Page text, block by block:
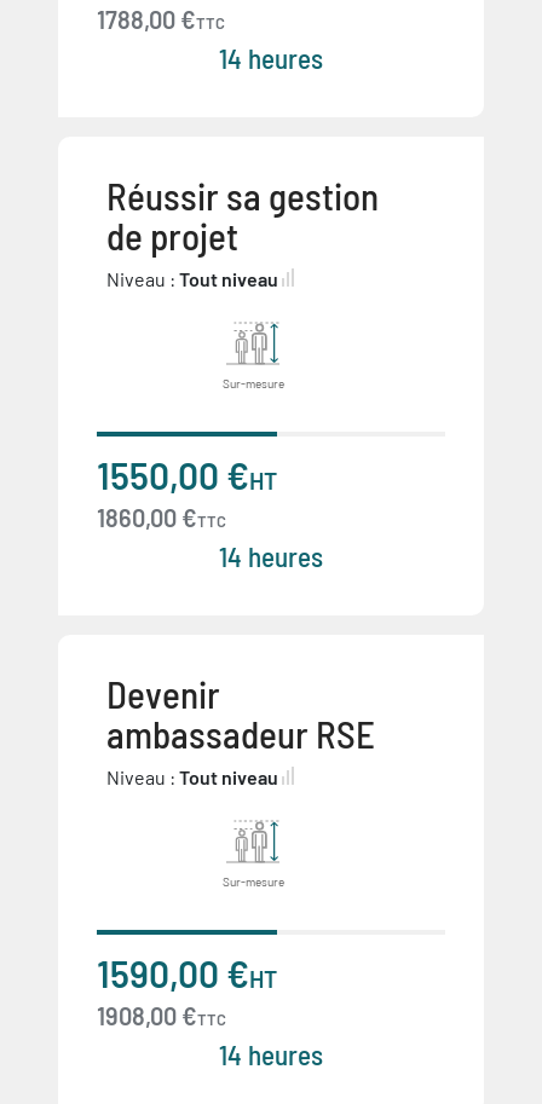
1788,00 €TTC
14 heures
Réussir sa gestion
de projet
Niveau : Tout niveau
Sur-mesure
1550,00 €HT
1860,00 €TTC
14 heures
Devenir
ambassadeur RSE
Niveau : Tout niveau
Sur-mesure
1590,00 €HT
1908,00 €TTC
14 heures